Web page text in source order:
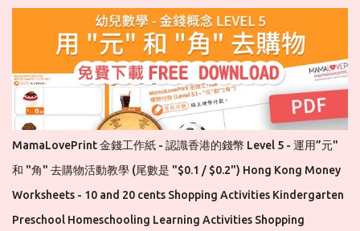
MamaLovePrint 金錢工作紙 - 認識香港的錢幣 Level 5 - 運用”元"
和 "角" 去購物活動教學 (尾數是 "$0.1 / $0.2") Hong Kong Money
Worksheets - 10 and 20 cents Shopping Activities Kindergarten
Preschool Homeschooling Learning Activities Shopping